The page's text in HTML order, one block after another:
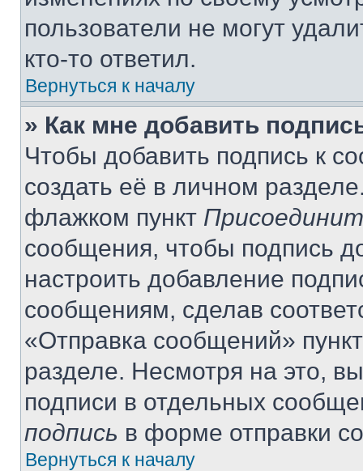
пользователи не могут
кто-то ответил.
Вернуться к началу
» Как мне добавить
Чтобы добавить подпись к
создать её в личном
флажком пункт
сообщения, чтобы подпись
настроить добавление
сообщениям, сделав
«Отправка сообщений»
разделе. Несмотря на это,
подписи в отдельных
подпись в форме отправки
Вернуться к началу